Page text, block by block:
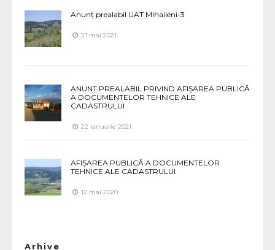
Anunț prealabil UAT Mihaileni-3
21 mai 2021
ANUNȚ PREALABIL PRIVIND AFIȘAREA PUBLICĂ
A DOCUMENTELOR TEHNICE ALE
CADASTRULUI
22 ianuarie 2021
AFIȘAREA PUBLICĂ A DOCUMENTELOR
TEHNICE ALE CADASTRULUI
12 mai 2020
Arhive